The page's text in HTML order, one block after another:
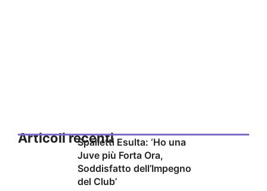
Articoli recentiSpalletti Esulta: ‘Ho una
Juve più Forta Ora,
Soddisfatto dell’Impegno
del Club’